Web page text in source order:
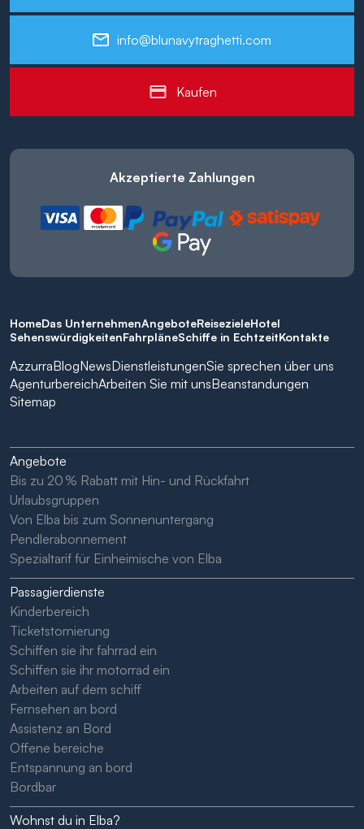
info@blunavytraghetti.com
Kaufen
Akzeptierte Zahlungen
HomeDas UnternehmenAngeboteReisezieleHotel
SehenswürdigkeitenFahrpläneSchiffe in EchtzeitKontakte
AzzurraBlogNewsDienstleistungenSie sprechen über uns
AgenturbereichArbeiten Sie mit unsBeanstandungen
Sitemap
Angebote
Bis zu 20 % Rabatt mit Hin- und Rückfahrt
Urlaubsgruppen
Von Elba bis zum Sonnenuntergang
Pendlerabonnement
Spezialtarif für Einheimische von Elba
Passagierdienste
Kinderbereich
Ticketstornierung
Schiffen sie ihr fahrrad ein
Schiffen sie ihr motorrad ein
Arbeiten auf dem schiff
Fernsehen an bord
Assistenz an Bord
Offene bereiche
Entspannung an bord
Bordbar
Wohnst du in Elba?